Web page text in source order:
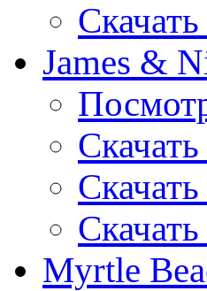
Скачать
James &
Myrtle